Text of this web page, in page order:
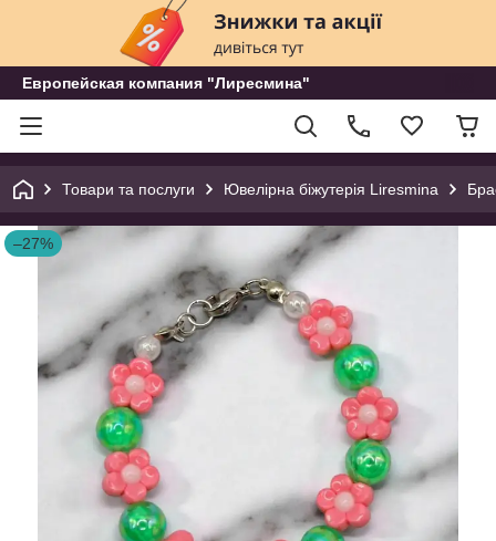
Европейская компания "Лиресмина"
Товари та послуги Ювелірна біжутерія Liresmina
–27%